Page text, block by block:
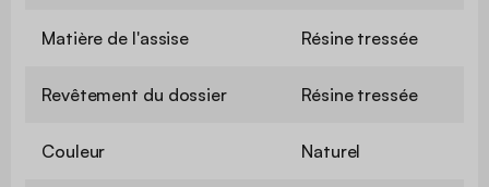
Matière de l'assise Résine tressée
Revêtement du dossier Résine tressée
Couleur Naturel